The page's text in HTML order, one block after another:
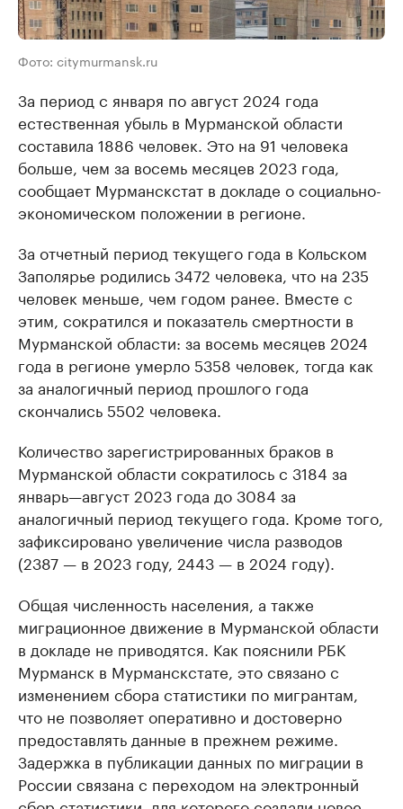
Фото: citymurmansk.ru
За период с января по август 2024 года
естественная убыль в Мурманской области
составила 1886 человек. Это на 91 человека
больше, чем за восемь месяцев 2023 года,
сообщает Мурманскстат в докладе о социально-
экономическом положении в регионе.
За отчетный период текущего года в Кольском
Заполярье родились 3472 человека, что на 235
человек меньше, чем годом ранее. Вместе с
этим, сократился и показатель смертности в
Мурманской области: за восемь месяцев 2024
года в регионе умерло 5358 человек, тогда как
за аналогичный период прошлого года
скончались 5502 человека.
Количество зарегистрированных браков в
Мурманской области сократилось с 3184 за
январь—август 2023 года до 3084 за
аналогичный период текущего года. Кроме того,
зафиксировано увеличение числа разводов
(2387 — в 2023 году, 2443 — в 2024 году).
Общая численность населения, а также
миграционное движение в Мурманской области
в докладе не приводятся. Как пояснили РБК
Мурманск в Мурманскстате, это связано с
изменением сбора статистики по мигрантам,
что не позволяет оперативно и достоверно
предоставлять данные в прежнем режиме.
Задержка в публикации данных по миграции в
России связана с переходом на электронный